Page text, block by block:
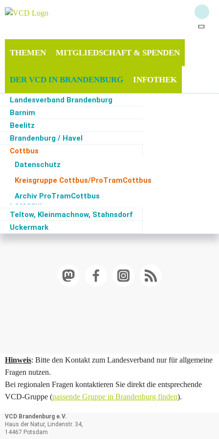
THEMEN MITGLIEDSCHAFT & SPENDEN
DER VCD IN BRANDENBURG
Landesverband Brandenburg
Barnim
Beelitz
Brandenburg / Havel
Cottbus
Datenschutz
Kreisgruppe Cottbus/ProTramCottbus
Archiv ProTramCottbus
Maerkisch-Oderland
Neuruppin
Potsdam
Teltow, Kleinmachnow, Stahnsdorf
Uckermark
INFOTHEK
Start· Der VCD in Brandenburg
Ortsfilter Kategoriefilter Monatsfilter
Zur Zeit keine Termine
Hinweis: Bitte den Kontakt zum Landesverband nur für allgemeine
Fragen nutzen.
Bei regionalen Fragen kontaktieren Sie direkt die entsprechende
VCD-Gruppe (passende Gruppe in Brandenburg finden).
VCD Brandenburg e.V.
Haus der Natur, Lindenstr. 34,
14467 Potsdam